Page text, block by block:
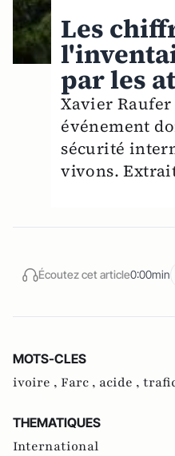
Les
par les
Xavier
événement
sécurité
vivons.
Écoutez cet article0:00min
MOTS-CLES
ivoire , Farc , acide ,
THEMATIQUES
International